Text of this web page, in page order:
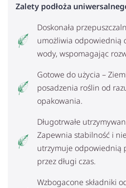
Zalety podłoża
Doskonała
umożliwia odpowiednią
wody, wspomagając
Gotowe do użycia –
posadzenia roślin od
opakowania.
Długotrwałe
Zapewnia stabilność i
utrzymuje odpowiednią
przez długi czas.
Wzbogacone składniki